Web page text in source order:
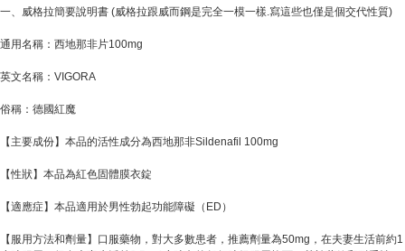
一、威格拉簡要說明書 (威格拉跟威而鋼是完全一模一樣.寫這些也僅是個交代性質)
通用名稱：西地那非片100mg
英文名稱：VIGORA
俗稱：德國紅魔
【主要成份】本品的活性成分為西地那非Sildenafil 100mg
【性狀】本品為紅色固體膜衣錠
【適應症】本品適用於男性勃起功能障礙（ED）
【服用方法和劑量】口服藥物，對大多數患者，推薦劑量為50mg，在夫妻生活前約1